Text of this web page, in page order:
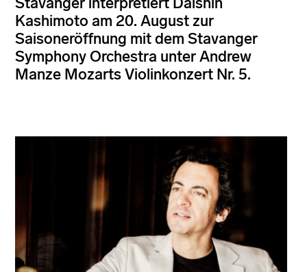
Kashimoto am 20. August zur
Saisoneröffnung mit dem Stavanger
Symphony Orchestra unter Andrew
Manze Mozarts Violinkonzert Nr. 5.